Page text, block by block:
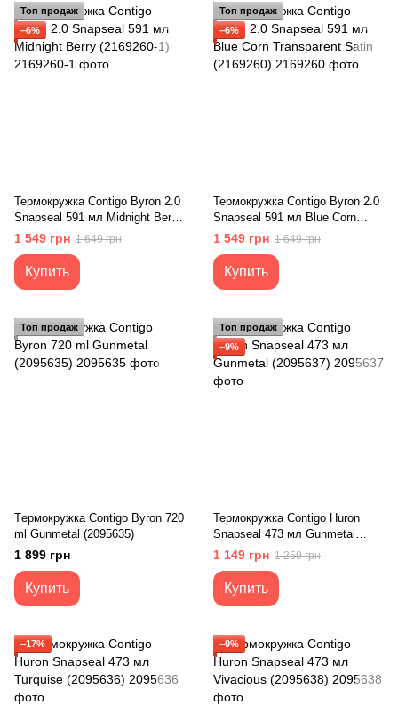
Топ продаж
−6%
Термокружка Contigo Byron 2.0
Snapseal 591 мл Midnight Berry
(2169260-1)
1 549 грн 1 649 грн
Купить
Топ продаж
−6%
Термокружка Contigo Byron 2.0
Snapseal 591 мл Blue Corn
Transparent Satin (2169260)
1 549 грн 1 649 грн
Купить
Топ продаж
Tермокружка Contigo Byron 720
ml Gunmetal (2095635)
1 899 грн
Купить
Топ продаж
−9%
Термокружка Contigo Huron
Snapseal 473 мл Gunmetal
(2095637)
1 149 грн 1 259 грн
Купить
−17% −9%